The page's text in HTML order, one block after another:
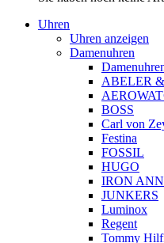
Uhren
Uhren anzeigen
Damenuhren
ABELER
BOSS
Carl von
Festina
FOSSIL
HUGO
IRON
JUNKERS
Luminox
Regent
Tommy